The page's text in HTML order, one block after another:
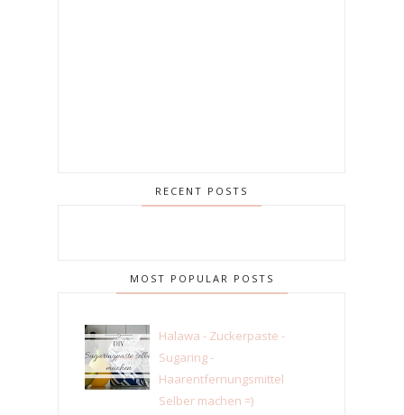
RECENT POSTS
MOST POPULAR POSTS
Halawa - Zuckerpaste -
Sugaring -
Haarentfernungsmittel
Selber machen =)